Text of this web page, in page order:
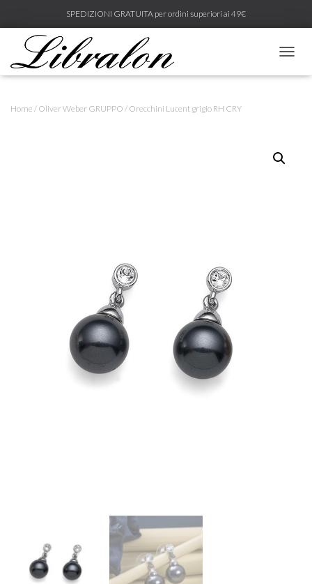
SPEDIZIONI GRATUITA per ordini superiori ai 49€
A
Home / Oliver Weber GRUPPO / Orecchini Lucent grigio RH CRY